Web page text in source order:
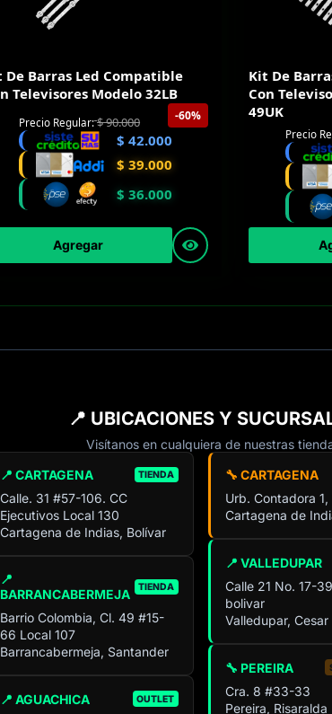
De Barras Led Compatible
Televisores Modelo 32LB
-60%
Precio Regular:$90.000
$ 42.000
$ 39.000
$ 36.000
Agregar
Kit De
Con
49UK
Precio
📍 UBICACIONES Y
Visítanos en cualquiera de nuestras
📍 CARTAGENA TIENDA
Calle. 31 #57-106. CC
Ejecutivos Local 130
Cartagena de Indias, Bolívar
📍
BARRANCABERMEJA
TIENDA
Barrio Colombia, Cl. 49 #15-
66 Local 107
Barrancabermeja, Santander
📍 AGUACHICA OUTLET
🔧 CARTAGENA
Urb. Contadora
Cartagena de
📍 VALLEDUPAR
Calle 21 No. 17-
bolivar
Valledupar, Cesar
🔧 PEREIRA
Cra. 8 #33-33
Pereira, Risaralda